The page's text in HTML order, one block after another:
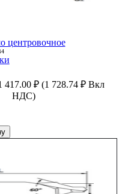
центровочное
417.00 ₽ (1 728.74 ₽Вкл
НДС)